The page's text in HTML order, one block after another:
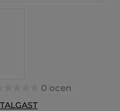
0 ocen